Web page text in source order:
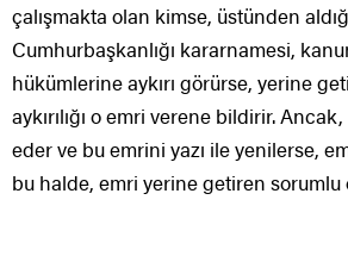
çalışmakta olan kimse, üstünden
Cumhurbaşkanlığı kararnamesi,
hükümlerine aykırı görürse, yerine
aykırılığı o emri verene bildirir.
eder ve bu emrini yazı ile yenilerse,
bu halde, emri yerine getiren sorumlu